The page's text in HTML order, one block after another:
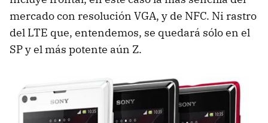
mercado con resolución VGA, y de NFC. Ni rastro
del LTE que, entendemos, se quedará sólo en el
SP y el más potente aún Z.